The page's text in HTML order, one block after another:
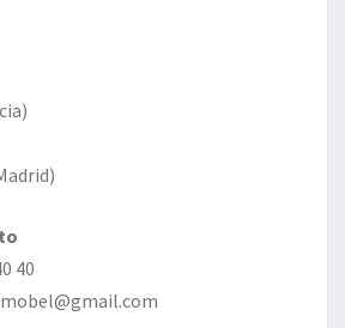
40